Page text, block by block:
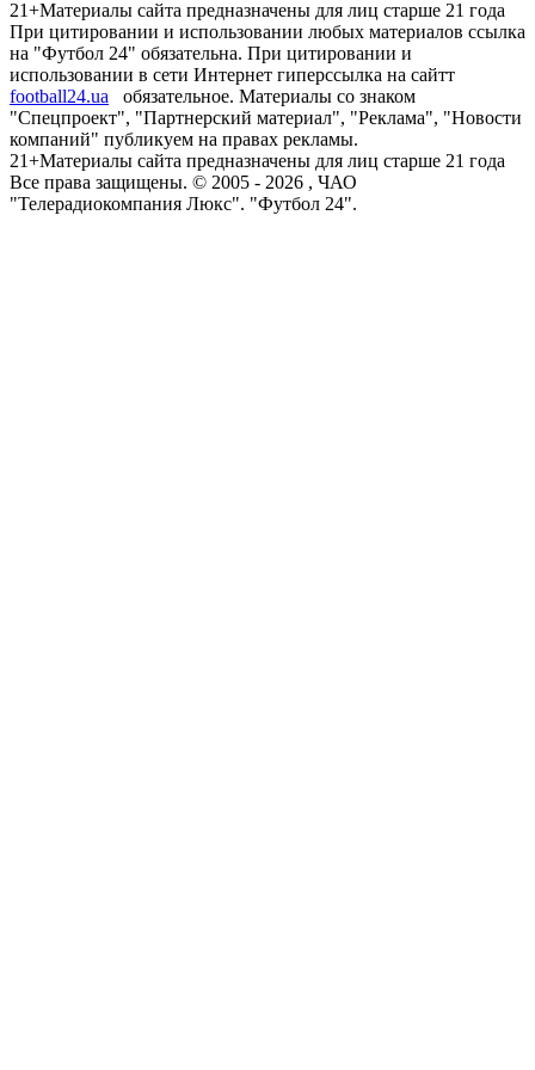
21+Материалы сайта предназначены для лиц старше 21 года
При цитировании и использовании любых материалов ссылка
на "Футбол 24" обязательна. При цитировании и
использовании в сети Интернет гиперссылка на сайтт
football24.ua
обязательное. Материалы со знаком
"Спецпроект", "Партнерский материал", "Реклама", "Новости
компаний" публикуем на правах рекламы.
21+Материалы сайта предназначены для лиц старше 21 года
Все права защищены. © 2005 - 2026 , ЧАО
"Телерадиокомпания Люкс". "Футбол 24".